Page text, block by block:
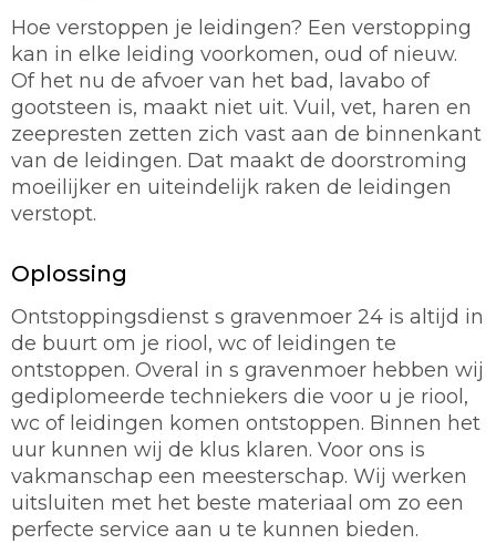
Hoe verstoppen je leidingen? Een verstopping
kan in elke leiding voorkomen, oud of nieuw.
Of het nu de afvoer van het bad, lavabo of
gootsteen is, maakt niet uit. Vuil, vet, haren en
zeepresten zetten zich vast aan de binnenkant
van de leidingen. Dat maakt de doorstroming
moeilijker en uiteindelijk raken de leidingen
verstopt.
Oplossing
Ontstoppingsdienst s gravenmoer 24 is altijd in
de buurt om je riool, wc of leidingen te
ontstoppen. Overal in s gravenmoer hebben wij
gediplomeerde techniekers die voor u je riool,
wc of leidingen komen ontstoppen. Binnen het
uur kunnen wij de klus klaren. Voor ons is
vakmanschap een meesterschap. Wij werken
uitsluiten met het beste materiaal om zo een
perfecte service aan u te kunnen bieden.